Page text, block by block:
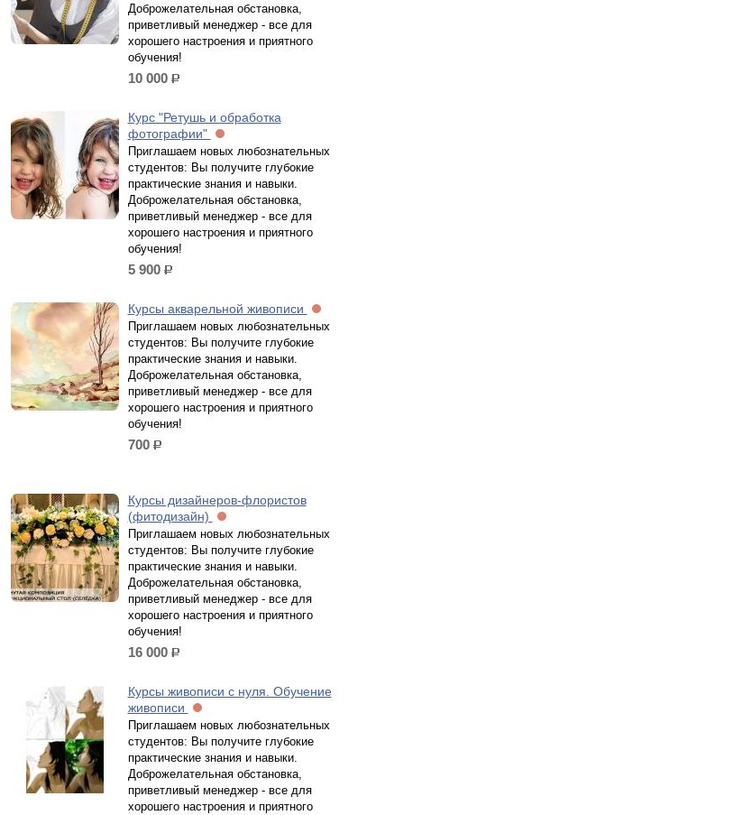
Доброжелательная обстановка,
приветливый менеджер - все для
хорошего настроения и приятного
обучения!
10 000 р.
Курс "Ретушь и обработка
фотографии"
Приглашаем новых любознательных
студентов: Вы получите глубокие
практические знания и навыки.
Доброжелательная обстановка,
приветливый менеджер - все для
хорошего настроения и приятного
обучения!
5 900 р.
Курсы акварельной живописи
Приглашаем новых любознательных
студентов: Вы получите глубокие
практические знания и навыки.
Доброжелательная обстановка,
приветливый менеджер - все для
хорошего настроения и приятного
обучения!
700 р.
Курсы дизайнеров-флористов
(фитодизайн)
Приглашаем новых любознательных
студентов: Вы получите глубокие
практические знания и навыки.
Доброжелательная обстановка,
приветливый менеджер - все для
хорошего настроения и приятного
обучения!
16 000 р.
Курсы живописи с нуля. Обучение
живописи
Приглашаем новых любознательных
студентов: Вы получите глубокие
практические знания и навыки.
Доброжелательная обстановка,
приветливый менеджер - все для
хорошего настроения и приятного